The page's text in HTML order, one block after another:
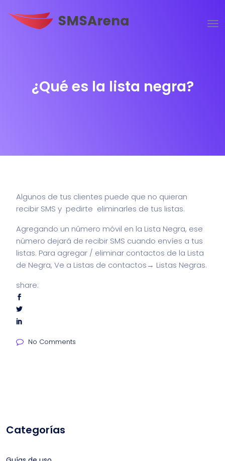
¿Qué es la lista negra?
Algunos de tus clientes puede que no quieran
recibir SMS y pedirte eliminarles de tus listas.
Agregando un número móvil en la Lista Negra, ese
número dejará de recibir SMS cuando envíes a tus
listas. Para agregar / eliminar contactos de la Lista
de Negra, Ve a Listas de contactos→ Listas Negras.
share:
No Comments
Categorías